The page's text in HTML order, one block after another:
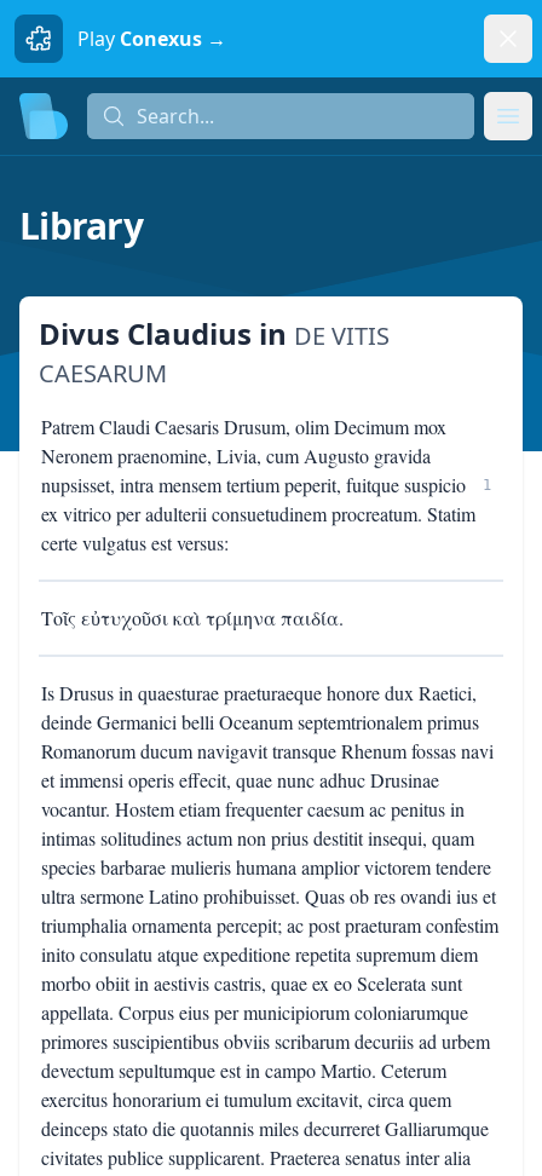
Play Conexus →
Search...
Library
Divus Claudius in DE VITIS
CAESARUM
Patrem Claudi Caesaris Drusum, olim Decimum mox
Neronem praenomine, Livia, cum Augusto gravida
nupsisset, intra mensem tertium peperit, fuitque suspicio
ex vitrico per adulterii consuetudinem procreatum. Statim
certe vulgatus est versus:
1
Τοῖς εὐτυχοῦσι καὶ τρίμηνα παιδία.
Is Drusus in quaesturae praeturaeque honore dux Raetici,
deinde Germanici belli Oceanum septemtrionalem primus
Romanorum ducum navigavit transque Rhenum fossas navi
et immensi operis effecit, quae nunc adhuc Drusinae
vocantur. Hostem etiam frequenter caesum ac penitus in
intimas solitudines actum non prius destitit insequi, quam
species barbarae mulieris humana amplior victorem tendere
ultra sermone Latino prohibuisset. Quas ob res ovandi ius et
triumphalia ornamenta percepit; ac post praeturam confestim
inito consulatu atque expeditione repetita supremum diem
morbo obiit in aestivis castris, quae ex eo Scelerata sunt
appellata. Corpus eius per municipiorum coloniarumque
primores suscipientibus obviis scribarum decuriis ad urbem
devectum sepultumque est in campo Martio. Ceterum
exercitus honorarium ei tumulum excitavit, circa quem
deinceps stato die quotannis miles decurreret Galliarumque
civitates publice supplicarent. Praeterea senatus inter alia